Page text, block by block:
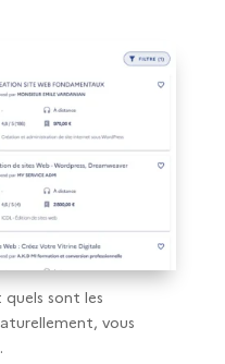
sont les
vous